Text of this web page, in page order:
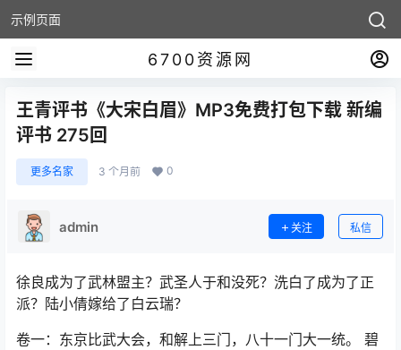
示例页面
6700资源网
王青评书《大宋白眉》MP3免费打包下载 新编
评书 275回
更多名家 3 个月前 0
admin 关注 私信
徐良成为了武林盟主？武圣人于和没死？洗白了成为了正
派？陆小倩嫁给了白云瑞？
卷一：东京比武大会，和解上三门，八十一门大一统。 碧